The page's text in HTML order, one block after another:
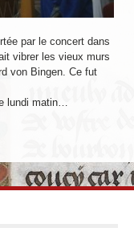
par le concert dans
vibrer les vieux murs
von Bingen. Ce fut
lundi matin…